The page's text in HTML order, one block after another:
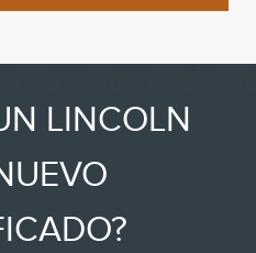
LINCOLN